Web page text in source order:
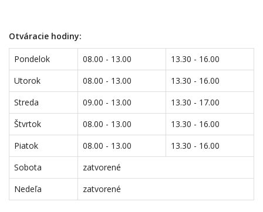
Otváracie hodiny:
Pondelok 08.00 - 13.00
13.30 - 16.00
Utorok
08.00 - 13.00
13.30 - 16.00
Streda
09.00 - 13.00
13.30 - 17.00
Štvrtok
08.00 - 13.00
13.30 - 16.00
Piatok
08.00 - 13.00
13.30 - 16.00
Sobota
zatvorené
Nedeľa
zatvorené